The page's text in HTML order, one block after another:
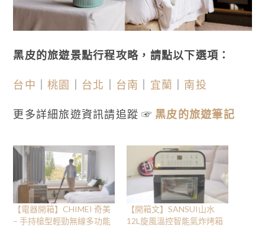
黑皮的旅遊景點行程攻略，請點以下選項：
台中 ｜桃園 台北 台南 宜蘭 南投
更多詳細旅遊資訊請追蹤 ☞ 黑皮的旅遊筆記
【電器開箱】CHIMEI 奇美
– 手持槍型輕勁無線多功能
【開箱文】SANSUI山水
12L旋風溫控智能氣炸烤箱